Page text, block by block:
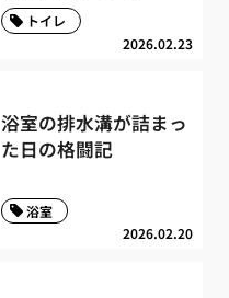
2026.02.23
トイレ
浴室の排水溝が詰まっ
た日の格闘記
2026.02.20
浴室